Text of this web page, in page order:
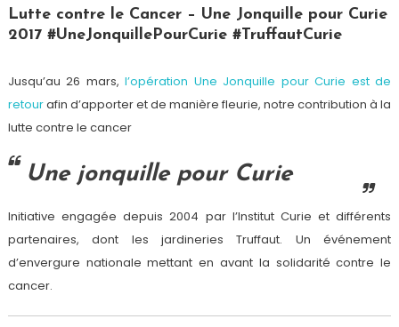
Paris
Lutte contre le Cancer – Une Jonquille pour Curie
2017 #UneJonquillePourCurie #TruffautCurie
Jusqu’au 26 mars,l’opération Une Jonquille pour Curie est de
retourafin d’apporter et de manière fleurie, notre contribution à la
lutte contre le cancer
Une jonquille pour Curie
Initiative engagée depuis 2004 par l’Institut Curie et différents
partenaires, dont les jardineries Truffaut. Un événement
d’envergure nationale mettant en avant la solidarité contre le
cancer.